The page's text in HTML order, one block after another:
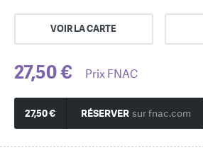
VOIR LA CARTE
27,50 € Prix FNAC
27,50 € RÉSERVER sur fnac.com